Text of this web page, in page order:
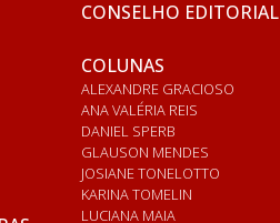
CONSELHO EDITORIAL
COLUNAS
ALEXANDRE GRACIOSO
ANA VALÉRIA REIS
DANIEL SPERB
GLAUSON MENDES
JOSIANE TONELOTTO
KARINA TOMELIN
LUCIANA MAIA